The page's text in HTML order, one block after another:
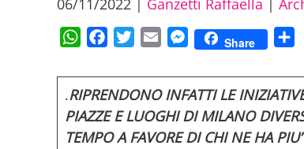
WhatsAppFacebookTwitterEmail Messenger
Share
.RIPRENDONO INFATTI LE
PIAZZE E LUOGHI DI MILANO
TEMPO A FAVORE DI CHI NE HA